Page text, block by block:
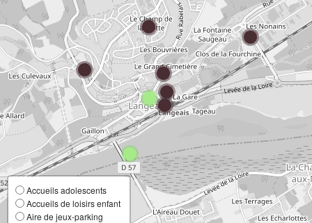
Accueils adolescents
Accueils de loisirs enfant
Aire de jeux-parking